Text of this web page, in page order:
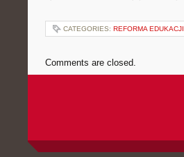
CATEGORIES: REFORMA EDUKACJI
Comments are closed.